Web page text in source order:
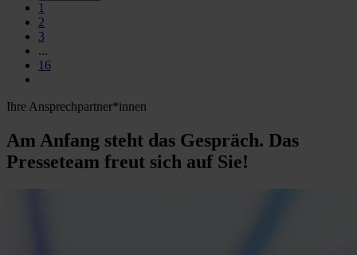
1
2
3
...
16
Ihre Ansprechpartner*innen
Am Anfang steht das Gespräch. Das
Presseteam freut sich auf Sie!